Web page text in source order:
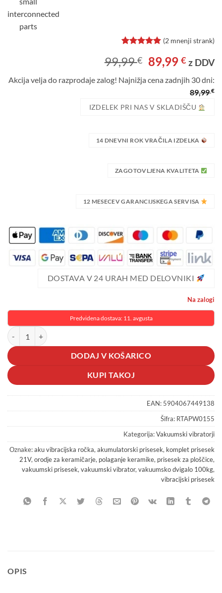
5od 5 na
podlagi
ocene
strank
(2 mnenji strank)
99,99€ Izvirna
cena
je
99,99 €.
89,99 €
je:
89,99
z DDV
Akcija velja do razprodaje zalog! Najnižja cena zadnjih 30 dni:
89,99 €
IZDELEK PRI NAS V SKLADIŠČU
14 DNEVNI ROK VRAČILA IZDELKA
ZAGOTOVLJENA KVALITETA
12 MESECEV GARANCIJSKEGA SERVISA
DOSTAVA V 24 URAH MED DELOVNIKI
Na zalogi
Predvidena dostava: 11. avgusta
Komplet 21V aku. vib. vakuumska ročka s priseskom 150mm do
DODAJ V KOŠARICO
KUPI TAKOJ
EAN: 5904067449138
Šifra: RTAPW0155
Kategorija:Vakuumski vibratorji
Oznake:aku vibracijska ročka, akumulatorski prisesek, komplet prisesek
21V, orodje za keramičarje, polaganje keramike, prisesek za ploščice,
vakuumski prisesek, vakuumski vibrator, vakuumsko dvigalo 100kg,
vibracijski prisesek
OPIS